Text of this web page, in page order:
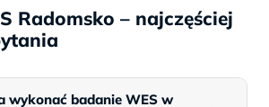
Radomsko – najczęściej
wykonać badanie WES w